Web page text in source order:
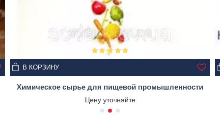
Химическое сырье для пищевой промышленности
Цену уточняйте
В КОРЗИНУ